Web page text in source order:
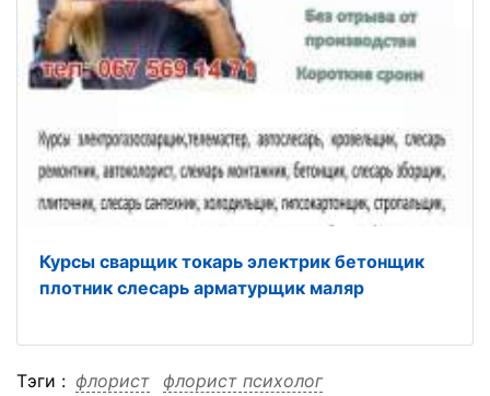
Курсы сварщик токарь электрик бетонщик
плотник слесарь арматурщик маляр
Тэги : флорист флорист психолог